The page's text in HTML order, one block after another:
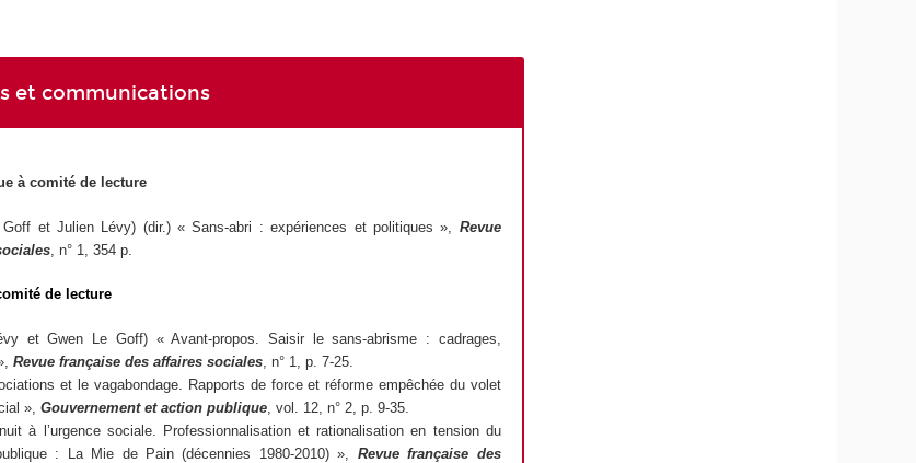
et communications
à comité de lecture
et Julien Lévy) (dir.) « Sans-abri : expériences et politiques », Revue
, n° 1, 354 p.
de lecture
et Gwen Le Goff) « Avant-propos. Saisir le sans-abrisme : cadrages,
Revue française des affaires sociales , n° 1, p. 7-25.
et le vagabondage. Rapports de force et réforme empêchée du volet
»,Gouvernement et action publique , vol. 12, n° 2, p. 9-35.
à l’urgence sociale. Professionnalisation et rationalisation en tension du
: La Mie de Pain (décennies 1980-2010) », Revue française des